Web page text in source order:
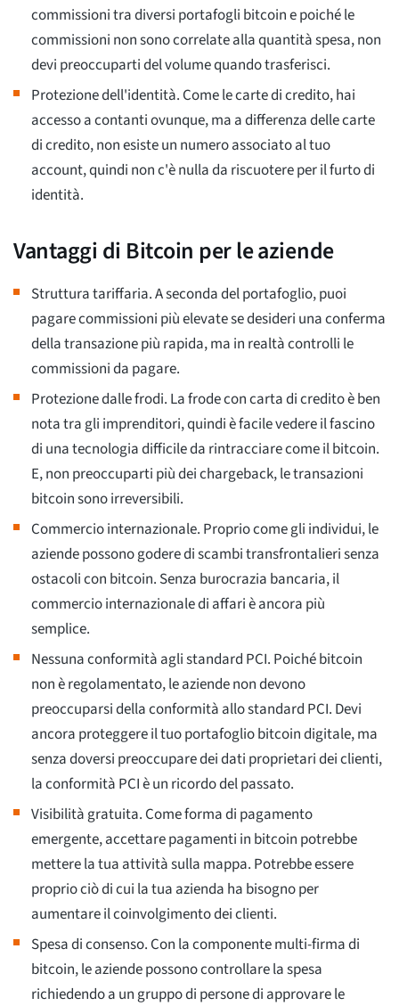
commissioni tra diversi portafogli bitcoin e poiché le
commissioni non sono correlate alla quantità spesa, non
devi preoccuparti del volume quando trasferisci.
Protezione dell'identità. Come le carte di credito, hai
accesso a contanti ovunque, ma a differenza delle carte
di credito, non esiste un numero associato al tuo
account, quindi non c'è nulla da riscuotere per il furto di
identità.
Vantaggi di Bitcoin per le aziende
Struttura tariffaria. A seconda del portafoglio, puoi
pagare commissioni più elevate se desideri una conferma
della transazione più rapida, ma in realtà controlli le
commissioni da pagare.
Protezione dalle frodi. La frode con carta di credito è ben
nota tra gli imprenditori, quindi è facile vedere il fascino
di una tecnologia difficile da rintracciare come il bitcoin.
E, non preoccuparti più dei chargeback, le transazioni
bitcoin sono irreversibili.
Commercio internazionale. Proprio come gli individui, le
aziende possono godere di scambi transfrontalieri senza
ostacoli con bitcoin. Senza burocrazia bancaria, il
commercio internazionale di affari è ancora più
semplice.
Nessuna conformità agli standard PCI. Poiché bitcoin
non è regolamentato, le aziende non devono
preoccuparsi della conformità allo standard PCI. Devi
ancora proteggere il tuo portafoglio bitcoin digitale, ma
senza doversi preoccupare dei dati proprietari dei clienti,
la conformità PCI è un ricordo del passato.
Visibilità gratuita. Come forma di pagamento
emergente, accettare pagamenti in bitcoin potrebbe
mettere la tua attività sulla mappa. Potrebbe essere
proprio ciò di cui la tua azienda ha bisogno per
aumentare il coinvolgimento dei clienti.
Spesa di consenso. Con la componente multi-firma di
bitcoin, le aziende possono controllare la spesa
richiedendo a un gruppo di persone di approvare le